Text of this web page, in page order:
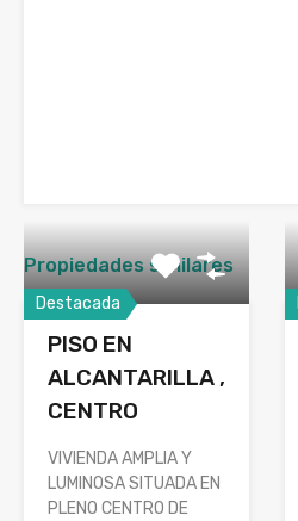
Propiedades similares
Destacada
PISO EN
ALCANTARILLA ,
CENTRO
VIVIENDA AMPLIA Y
LUMINOSA SITUADA EN
PLENO CENTRO DE